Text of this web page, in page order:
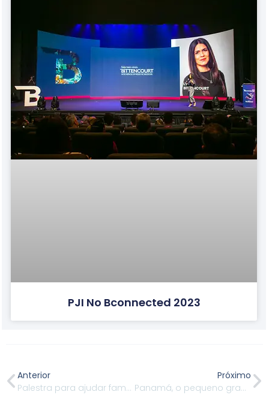
PJI No Bconnected 2023
Anterior
Palestra para ajudar famílias no planejamento
Próximo
Panamá, o pequeno grande estratégico